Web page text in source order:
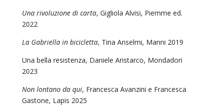
Una rivoluzione di carta, Gigliola Alvisi, Piemme ed.
2022
La Gabriella in bicicletta, Tina Anselmi, Manni 2019
Una bella resistenza, Daniele Aristarco, Mondadori
2023
Non lontano da qui, Francesca Avanzini e Francesca
Gastone, Lapis 2025